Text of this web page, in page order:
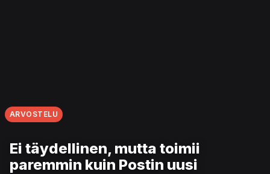
ARVOSTELU
Ei täydellinen, mutta toimii
paremmin kuin Postin uusi